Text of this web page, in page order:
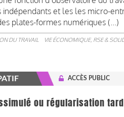
et les les micro-
plates-formes numériques (...)
DU TRAVAIL VIE ÉCONOMIQUE, RSE &
ACCÈS PUBLIC
ou régularisation